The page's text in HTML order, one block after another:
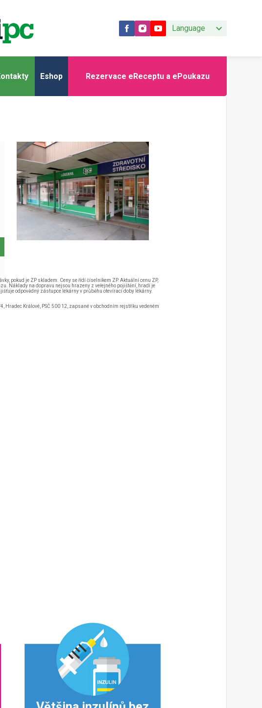
Language
Eshop Rezervace eReceptu a ePoukazu
pokud je ZP skladem. Ceny se řídí číselníkem ZP. Aktuální cenu ZP,
Náklady na dopravu nejsou hrazeny z veřejného pojištění, hradí je
odpovědný zástupce lékárny v průběhu otevírací doby lékárny.
Králové, PSČ 500 12, zapsané v obchodním rejstříku vedeném